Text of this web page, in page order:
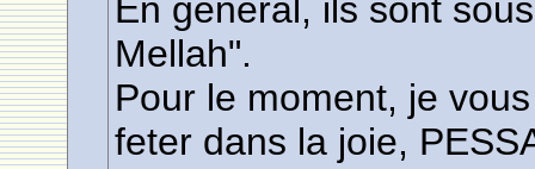
En general, ils sont
Mellah".
Pour le moment, je
feter dans la joie,